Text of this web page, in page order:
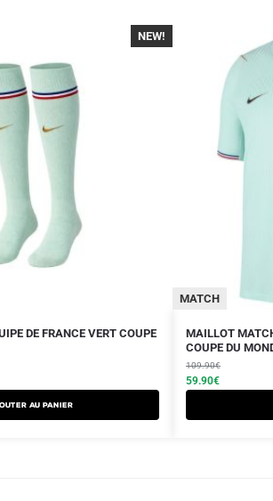
-30%
NEW!
DE FRANCE VERT COUPE
au panier
MATCH
MAILLOT
COUPE DU
109.90€
Le
prix
initial
était :
59.90€
Le
prix
actuel
est :
Ce
produit
a
plusieurs
variations.